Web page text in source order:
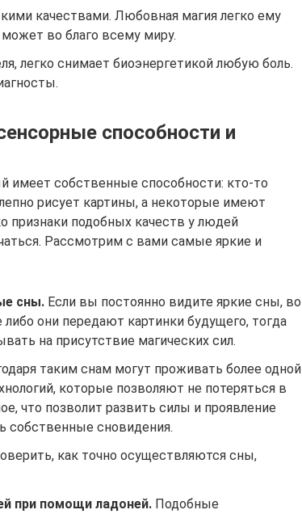
качествами. Любовная магия легко ему
во благо всему миру.
легко снимает биоэнергетикой любую боль.
способности и
имеет собственные способности: кто-то
рисует картины, а некоторые имеют
признаки подобных качеств у людей
Рассмотрим с вами самые яркие и
сны. Если вы постоянно видите яркие сны, во
они передают картинки будущего, тогда
на присутствие магических сил.
таким снам могут проживать более одной
которые позволяют не потеряться в
что позволит развить силы и проявление
собственные сновидения.
как точно осуществляются сны,
при помощи ладоней. Подобные